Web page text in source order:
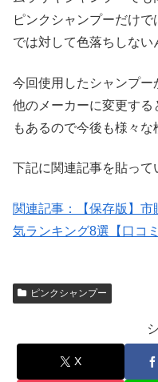
ピンクシャンプーだけ
では対して色落ちしない
今回使用したシャンプ
他のメーカーに変更す
もあるので今後も様々な
下記に関連記事を貼って
関連記事：
【保存版】
気ランキング8選【口コ
ピンクシャンプー
X